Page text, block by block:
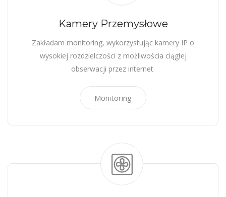
Kamery Przemysłowe
Zakładam monitoring, wykorzystując kamery IP o
wysokiej rozdzielczości z możliwościa ciągłej
obserwacji przez internet.
Monitoring